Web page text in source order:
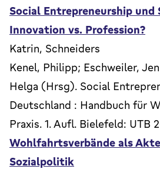
Social Entrepreneurship und
Innovation vs. Profession?
Katrin, Schneiders
Kenel, Philipp; Eschweiler,
Helga (Hrsg). Social
Deutschland : Handbuch für
Praxis. 1. Aufl. Bielefeld: UTB
Wohlfahrtsverbände als
Sozialpolitik